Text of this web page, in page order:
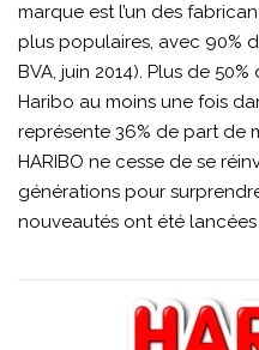
marque est l’un des
plus populaires, avec 90%
BVA, juin 2014). Plus de
Haribo au moins une fois
représente 36% de part de
HARIBO ne cesse de se
générations pour
nouveautés ont été lancées